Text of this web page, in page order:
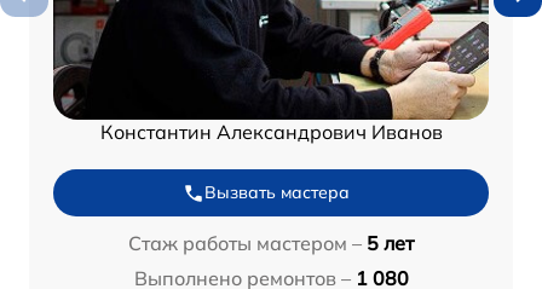
Константин Александрович Иванов
Вызвать мастера
Стаж работы мастером – 5 лет
Выполнено ремонтов – 1 080